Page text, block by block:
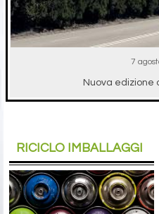
7
Nuova edizione
RICICLO IMBALLAGGI